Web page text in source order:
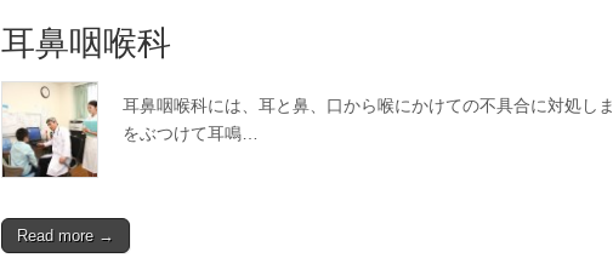
耳鼻咽喉科
耳鼻咽喉科には、耳と鼻、口から喉にかけての不具合に対処し
をぶつけて耳鳴…
Read more →